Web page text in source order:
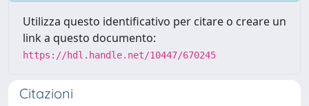
Utilizza questo identificativo per citare o creare un
link a questo documento:
https://hdl.handle.net/10447/670245
Citazioni